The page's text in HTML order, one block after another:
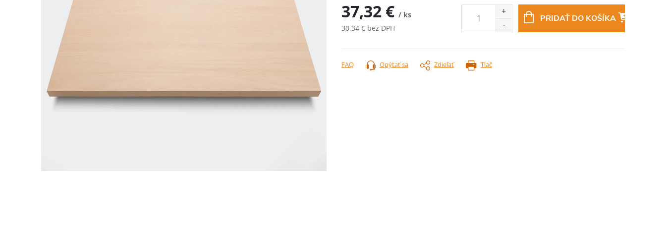
37,32 € / ks
30,34 € bez DPH
cena:
PRIDAŤ DO KOŠÍKA
Tlač
Opýtať sa Zdieľať
FAQ